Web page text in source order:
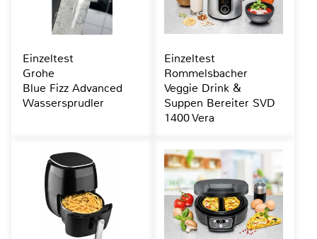
Einzeltest
Grohe
Blue Fizz Advanced
Wassersprudler
Einzeltest
Rommelsbacher
Veggie Drink &
Suppen Bereiter SVD
1400 Vera